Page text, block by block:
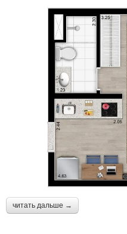
читать дальше →